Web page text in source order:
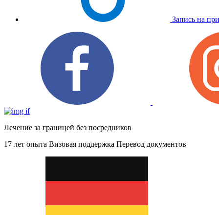
Запись на
Лечение за границей без посредников
17 лет опыта Визовая поддержка Перевод документов